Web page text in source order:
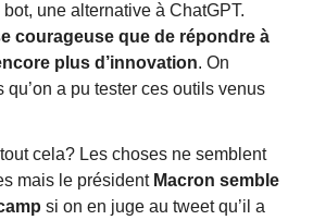
bot, une alternative à ChatGPT.
courageuse que de répondre à
plus d’innovation. On
qu’on a pu tester ces outils venus
cela? Les choses ne semblent
mais le président Macron semble
si on en juge au tweet qu’il a